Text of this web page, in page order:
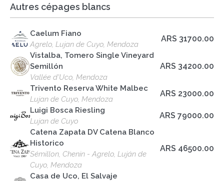
Autres cépages blancs
Caelum Fiano
Agrelo, Lujan de Cuyo, Mendoza
ARS 31700.00
Vistalba, Tomero Single Vineyard
Semillón
Vallée d'Uco, Mendoza
ARS 34200.00
Trivento Reserva White Malbec
Lujan de Cuyo, Mendoza
ARS 23000.00
Luigi Bosca Riesling
Lujan de Cuyo
ARS 79000.00
Catena Zapata DV Catena Blanco
Historico
Sémillon, Chenin - Agrelo, Luján de
Cuyo, Mendoza
ARS 46500.00
Casa de Uco, El Salvaje